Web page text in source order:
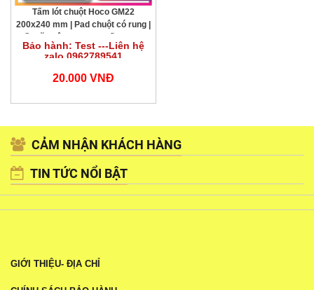
Tấm lót chuột Hoco GM22
200x240 mm | Pad chuột có rung |
tốt | Gaming office | Chính hãng giá
Bảo hành: Test ---Liên hệ
zalo 0962789541
20.000 VNĐ
CẢM NHẬN KHÁCH HÀNG
TIN TỨC NỔI BẬT
GIỚI THIỆU- ĐỊA CHỈ